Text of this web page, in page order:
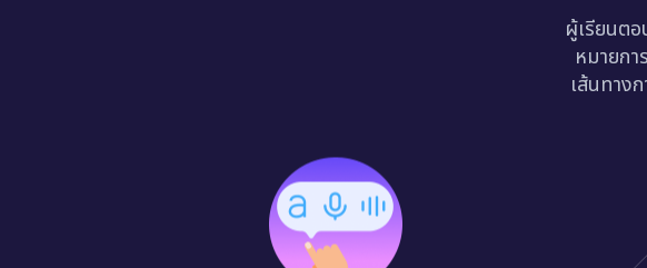
ผู้เรียนต
หมายกา
เส้นทาง